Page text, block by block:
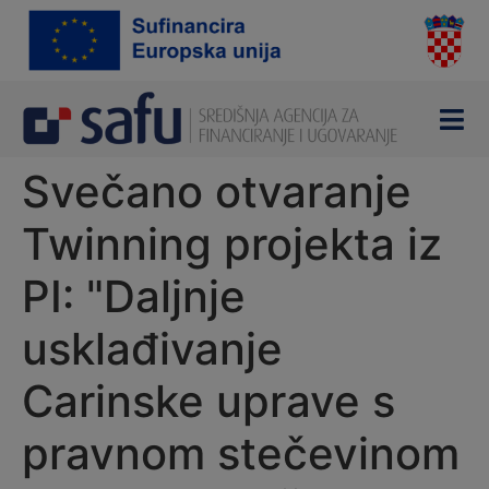
content
Svečano otvaranje
Twinning projekta iz
PI: "Daljnje
usklađivanje
Carinske uprave s
pravnom stečevinom